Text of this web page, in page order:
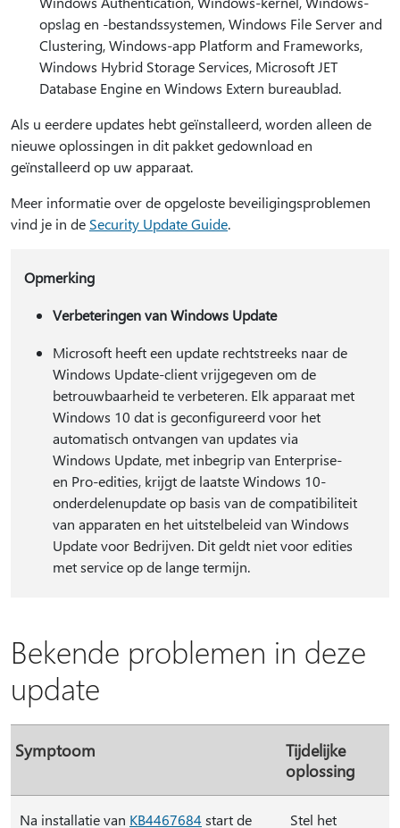
opslag en -bestandssystemen, Windows File Server and
Clustering, Windows-app Platform and Frameworks,
Windows Hybrid Storage Services, Microsoft JET
Database Engine en Windows Extern bureaublad.
Als u eerdere updates hebt geïnstalleerd, worden alleen de
nieuwe oplossingen in dit pakket gedownload en
geïnstalleerd op uw apparaat.
Meer informatie over de opgeloste beveiligingsproblemen
vind je in de Security Update Guide.
Opmerking
Verbeteringen van Windows Update
Microsoft heeft een update rechtstreeks naar de
Windows Update-client vrijgegeven om de
betrouwbaarheid te verbeteren. Elk apparaat met
Windows 10 dat is geconfigureerd voor het
automatisch ontvangen van updates via
Windows Update, met inbegrip van Enterprise-
en Pro-edities, krijgt de laatste Windows 10-
onderdelenupdate op basis van de compatibiliteit
van apparaten en het uitstelbeleid van Windows
Update voor Bedrijven. Dit geldt niet voor edities
met service op de lange termijn.
Bekende problemen in deze
update
Symptoom
Tijdelijke
oplossing
Na installatie van KB4467684 start de Stel het